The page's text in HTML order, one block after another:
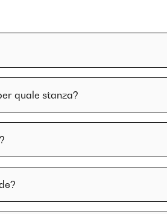
quale stanza?